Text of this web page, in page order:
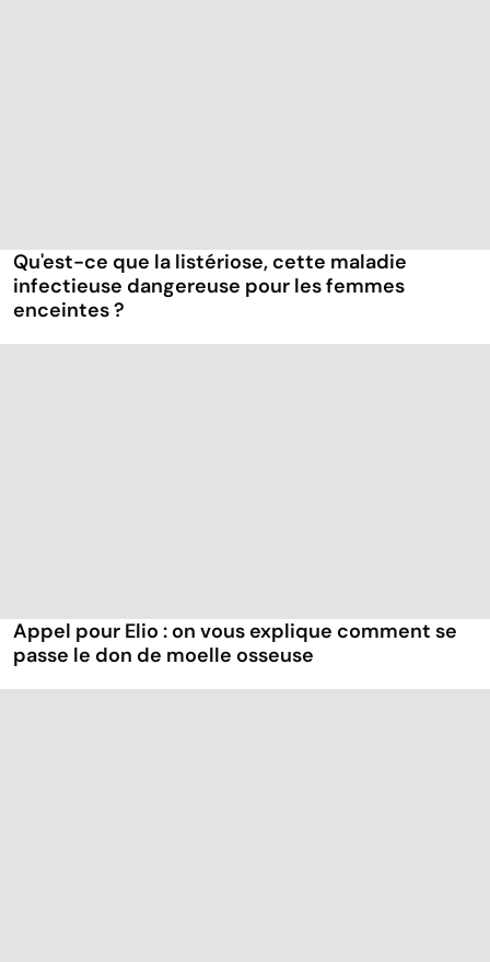
Qu'est-ce que la listériose, cette maladie
infectieuse dangereuse pour les femmes
enceintes ?
Appel pour Elio : on vous explique comment se
passe le don de moelle osseuse